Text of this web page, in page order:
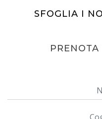
SFOGLIA I